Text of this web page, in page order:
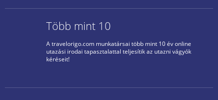
Több mint 10
A travelorigo.com munkatársai több mint 10 év online
utazási irodai tapasztalattal teljesítik az utazni vágyók
kéréseit!